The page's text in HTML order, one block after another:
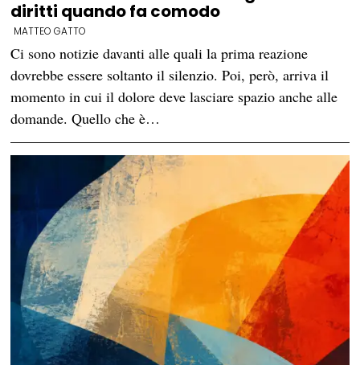
diritti quando fa comodo
MATTEO GATTO
Ci sono notizie davanti alle quali la prima reazione
dovrebbe essere soltanto il silenzio. Poi, però, arriva il
momento in cui il dolore deve lasciare spazio anche alle
domande. Quello che è…